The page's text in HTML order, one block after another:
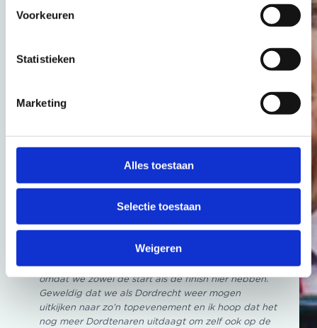
Voorkeuren
Statistieken
Marketing
Alles toestaan
Selectie toestaan
Weigeren
de hele stad. De bijzondere avondproloog in het
mooie Zuiderpark is een perfecte start van de Tour
De eerste etappe heeft een van de oudste
koers zal meerdere Drechtsteden aandoen en de
wind zal zeer waarschijnlijk vrij spel hebben in de
Alblasserwaard met als décor, klassieke Hollandse
“Bij de Tour de France Femmes hebben we al
gezien dat de wielersport leeft in Dordrecht en dat
sportwethouder Marc Merx. “De Tour of Holland-
etappe zal nog beter beleefbaar zijn voor publiek,
omdat we zowel de start als de finish hier hebben.
Geweldig dat we als Dordrecht weer mogen
uitkijken naar zo’n topevenement en ik hoop dat het
nog meer Dordtenaren uitdaagt om zelf ook op de